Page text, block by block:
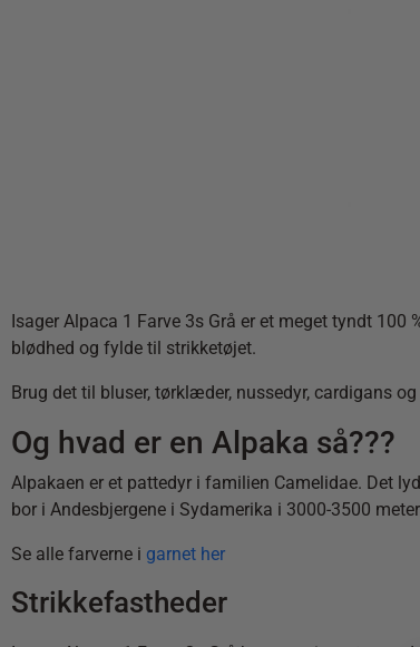
Isager Alpaca 1 Farve 3s Grå er et meget tyndt
blødhed og fylde til strikketøjet.
Brug det til bluser, tørklæder, nussedyr, cardigans
Og hvad er en Alpaka så???
Alpakaen er et pattedyr i familien Camelidae. Det
bor i Andesbjergene i Sydamerika i 3000-3500
Se alle farverne i garnet her
Strikkefastheder